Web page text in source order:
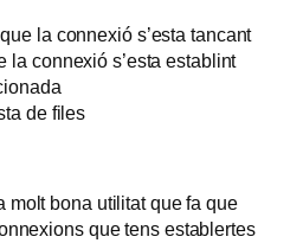
la connexió s’esta tancant
la connexió s’esta establint
de files
molt bona utilitat que fa que
que tens establertes